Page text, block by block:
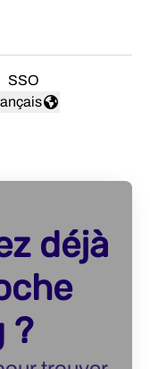
SSO
la langue
déjà
?